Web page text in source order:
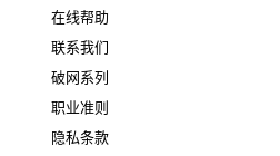
在线帮助
联系我们
破网系列
职业准则
隐私条款